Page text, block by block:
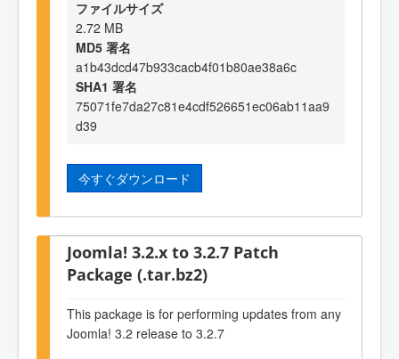
ファイルサイズ
2.72 MB
MD5 署名
a1b43dcd47b933cacb4f01b80ae38a6c
SHA1 署名
75071fe7da27c81e4cdf526651ec06ab11aa9
d39
今すぐダウンロード
Joomla! 3.2.x to 3.2.7 Patch
Package (.tar.bz2)
This package is for performing updates from any
Joomla! 3.2 release to 3.2.7